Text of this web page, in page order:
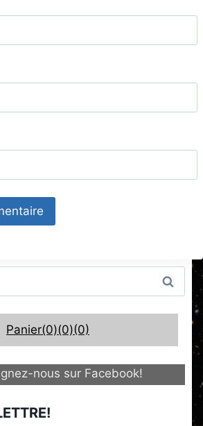
Panier(0)(0)(0)
nous sur Facebook!